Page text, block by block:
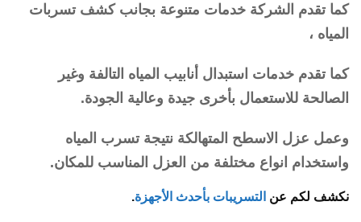
كما تقدم الشركة خدمات متنوعة بجانب كشف تسربات
المياه ،
كما تقدم خدمات استبدال أنابيب المياه التالفة وغير
الصالحة للاستعمال بأخرى جيدة وعالية الجودة.
وعمل عزل الاسطح المتهالكة نتيجة تسرب المياه
واستخدام انواع مختلفة من العزل المناسب للمكان.
نكشف لكم عن التسريبات بأحدث الأجهزة.